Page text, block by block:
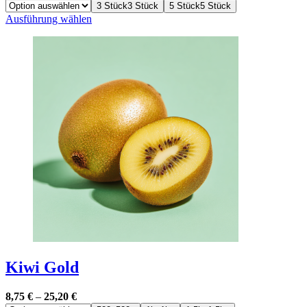
3 Stück3 Stück 5 Stück5 Stück
Ausführung wählen
auf.
Die
Optionen
können
auf
der
Produktseite
gewählt
werden
Kiwi Gold
8,75 € – 25,20 €